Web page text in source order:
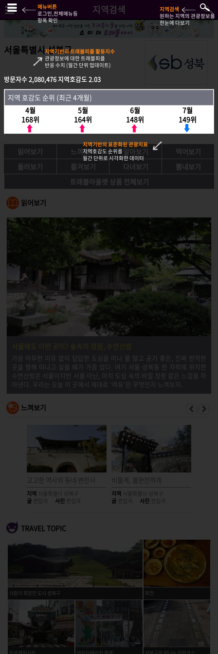
지역검색
서울특별시 성북구
방문자수2,080,476지역호감도2.03
지역호감도 순위 (최근 4개월)
4월
168위
5월
164위
6월
148위
7월
149위
읽어보기 느껴보기 알아보기
먹어보기
둘러보기
즐겨보기 다녀보기
뽐내보기
트래블아울렛 상품 전체보기
읽어보기
서울에도 이런 곳이? 숲속의 정원, 수연산방
가끔 아무런 이유 없이 답답한 도심을 떠나 물 많고 공기 좋은, 진짜 한적한
곳을 향해 떠나고 싶을 때가 가끔 있다. 여기 서울 성북동 한 자락에 위치한
수연산방은 서울이지만 서울 아닌, 마치 도심 속의 비밀 정원 같은 느낌을 자
아낸다. 우리는 오늘 이 곳에서 제대로 ‘여유’란 무엇인지 느껴보자.
느껴보기
고고한 역사의 동네 변천사
지역 서울특별시 성북구
글 편집국 사진 편집국
비뚤게, 불완전하게
지역 서울특별시 성북구
글 편집국 사진 편집국
TRAVEL TOPIC
사람이 희망인 도시 성북구 파전
방문자수2,080,476지역호감도2.03
지역 호감도 순위 (최근 4개월)
4월
168위
5월
164위
6월
148위
7월
149위
메뉴버튼
로그인,전체메뉴등
항목 확인
지역검색
원하는 지역의 관광정보를
한눈에 다보기
지역기반의 트래블피플 활동지수
관광정보에 대한 트래블피플
반응 수치 (월간 단위 업데이트)
지역기반의 표준화된 관광지표
지역호감도 순위를
월간 단위로 시각화한 데이터